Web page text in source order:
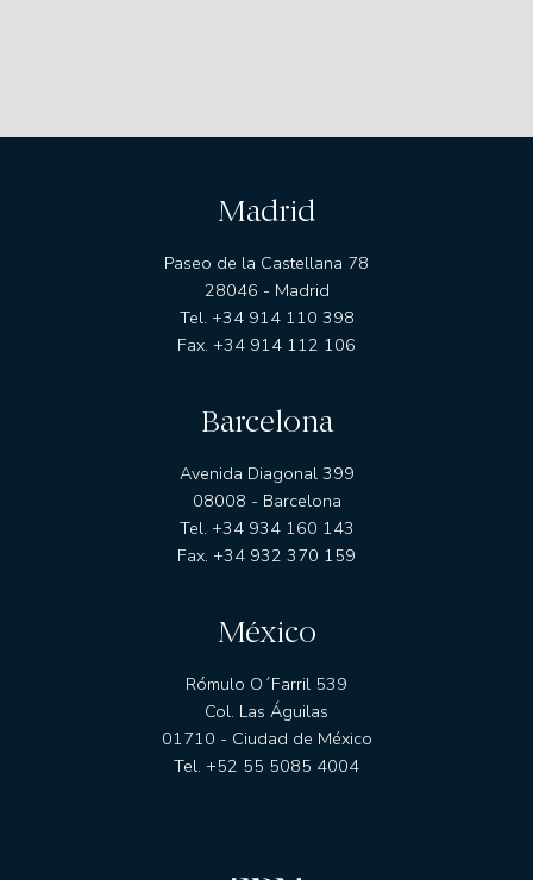
Madrid
Paseo de la Castellana 78
28046 - Madrid
Tel. +34 914 110 398
Fax. +34 914 112 106
Barcelona
Avenida Diagonal 399
08008 - Barcelona
Tel. +34 934 160 143
Fax. +34 932 370 159
México
Rómulo O´Farril 539
Col. Las Águilas
01710 - Ciudad de México
Tel. +52 55 5085 4004